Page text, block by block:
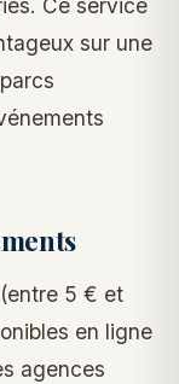
Ce service
sur une
5 € et
en ligne
agences